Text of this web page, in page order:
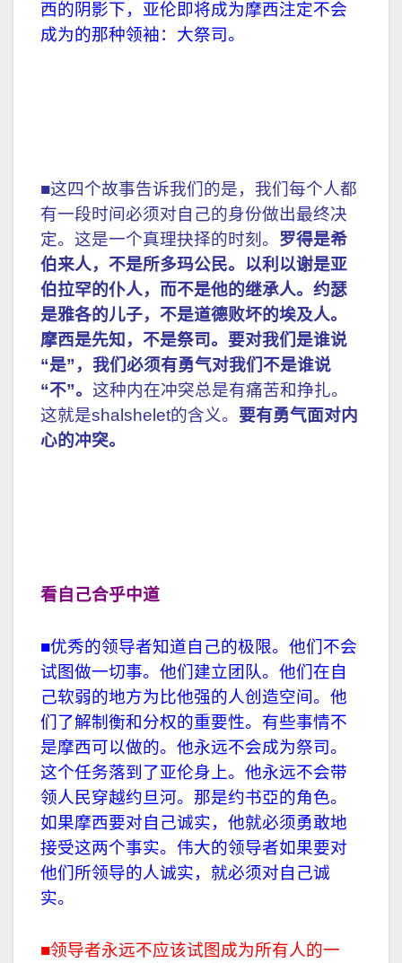
西的阴影下，亚伦即将成为摩西注定不会
成为的那种领袖：大祭司。
■这四个故事告诉我们的是，我们每个人都
有一段时间必须对自己的身份做出最终决
定。这是一个真理抉择的时刻。 罗得是希
伯来人，不是所多玛公民。以利以谢是亚
伯拉罕的仆人，而不是他的继承人。约瑟
是雅各的儿子，不是道德败坏的埃及人。
摩西是先知，不是祭司。要对我们是谁说
“是”，我们必须有勇气对我们不是谁说
“不”。 这种内在冲突总是有痛苦和挣扎。
这就是shalshelet的含义。 要有勇气面对内
心的冲突。
看自己合乎中道
■优秀的领导者知道自己的极限。他们不会
试图做一切事。他们建立团队。他们在自
己软弱的地方为比他强的人创造空间。他
们了解制衡和分权的重要性。有些事情不
是摩西可以做的。他永远不会成为祭司。
这个任务落到了亚伦身上。他永远不会带
领人民穿越约旦河。那是约书亞的角色。
如果摩西要对自己诚实，他就必须勇敢地
接受这两个事实。伟大的领导者如果要对
他们所领导的人诚实，就必须对自己诚
实。
■领导者永远不应该试图成为所有人的一